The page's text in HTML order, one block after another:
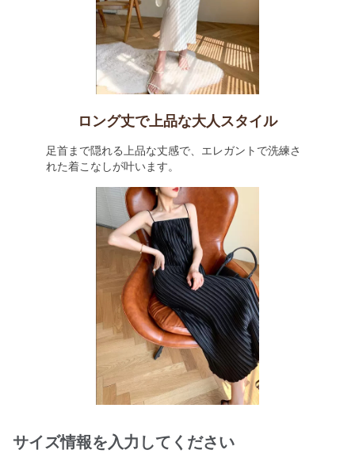
ロング丈で上品な大人スタイル
足首まで隠れる上品な丈感で、エレガントで洗練さ
れた着こなしが叶います。
サイズ情報を入力してください